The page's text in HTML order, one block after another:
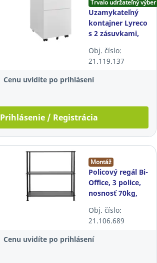
Trvalo udržateľný výber
Uzamykateľný
kontajner Lyreco
s 2 zásuvkami,
Obj. číslo:
21.119.137
Cenu uvidíte po prihlásení
Prihlásenie / Registrácia
Montáž
Policový regál Bi-
Office, 3 police,
nosnosť 70kg,
Obj. číslo:
21.106.689
Cenu uvidíte po prihlásení